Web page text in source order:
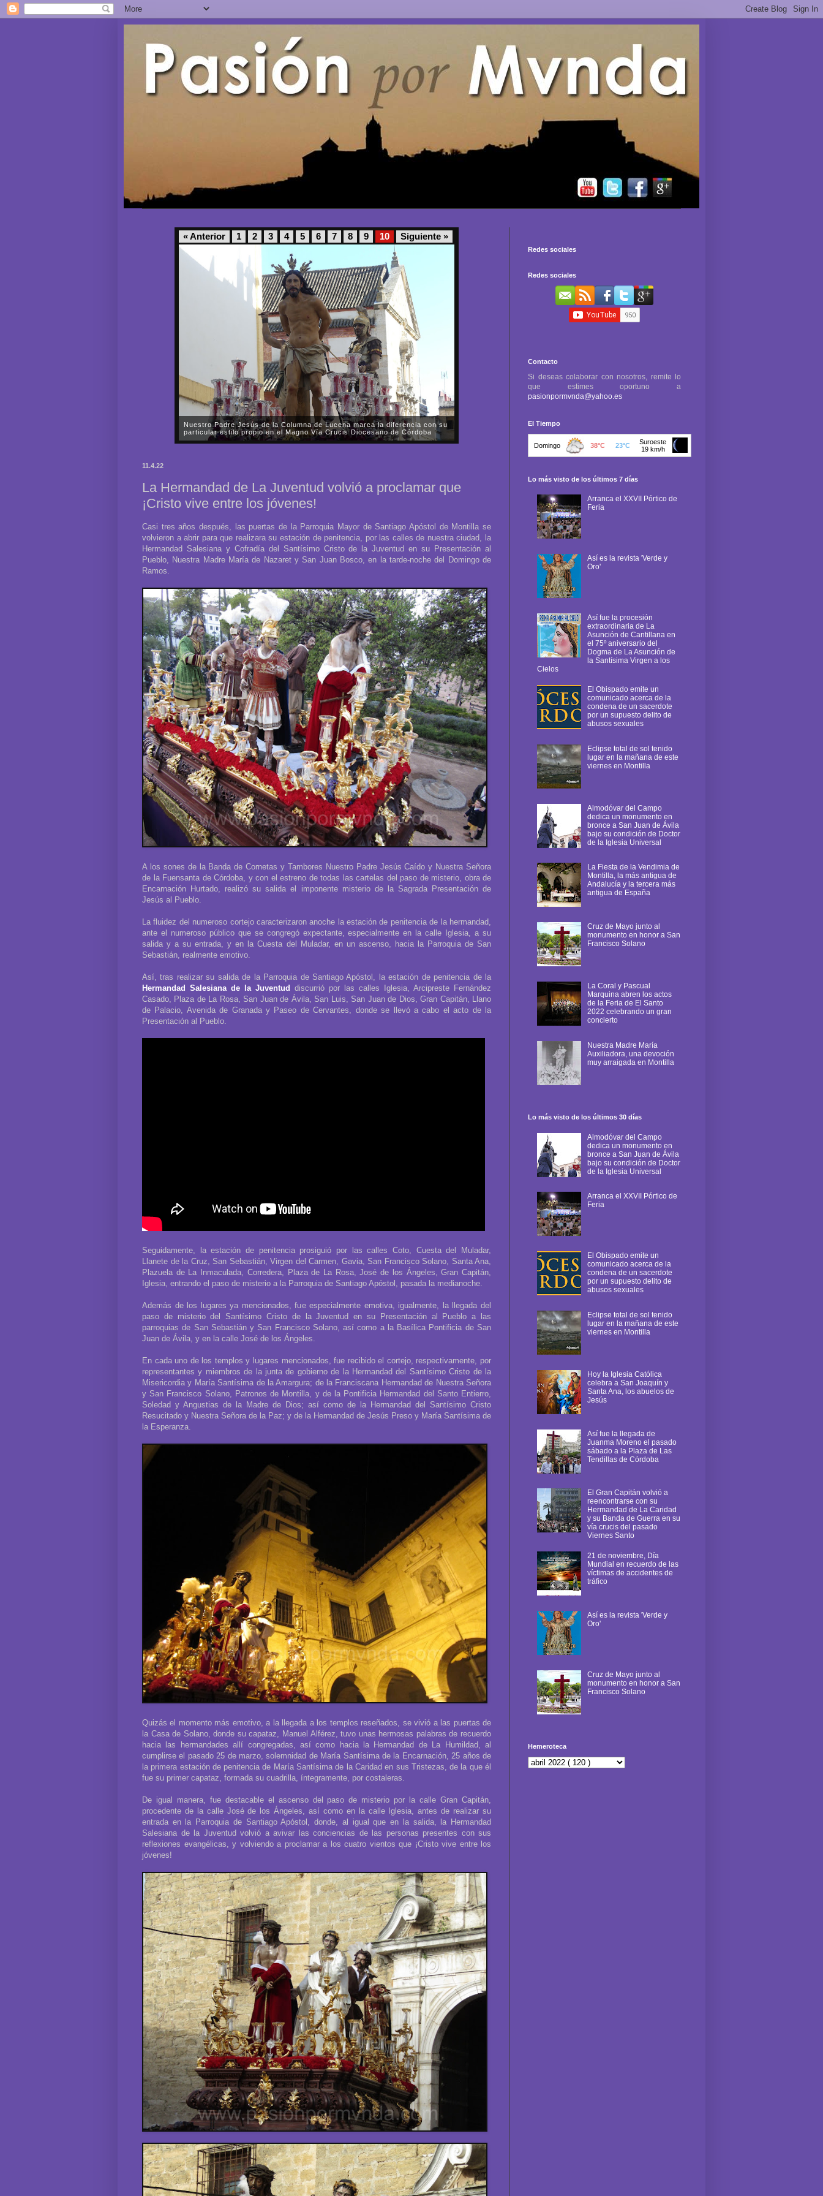
« Anterior 1 2 3 4 5 6 7 8 9 10 Siguiente »
Nuestro Padre Jesús de la Columna de Lucena marca la diferencia con su
particular estilo propio en el Magno Vía Crucis Diocesano de Córdoba
11.4.22
La Hermandad de La Juventud volvió a proclamar que
¡Cristo vive entre los jóvenes!
Casi tres años después, las puertas de la Parroquia Mayor de Santiago Apóstol de Montilla se
volvieron a abrir para que realizara su estación de penitencia, por las calles de nuestra ciudad, la
Hermandad Salesiana y Cofradía del Santísimo Cristo de la Juventud en su Presentación al
Pueblo, Nuestra Madre María de Nazaret y San Juan Bosco, en la tarde-noche del Domingo de
Ramos.
A los sones de la Banda de Cornetas y Tambores Nuestro Padre Jesús Caído y Nuestra Señora
de la Fuensanta de Córdoba, y con el estreno de todas las cartelas del paso de misterio, obra de
Encarnación Hurtado, realizó su salida el imponente misterio de la Sagrada Presentación de
Jesús al Pueblo.
La fluidez del numeroso cortejo caracterizaron anoche la estación de penitencia de la hermandad,
ante el numeroso público que se congregó expectante, especialmente en la calle Iglesia, a su
salida y a su entrada, y en la Cuesta del Muladar, en un ascenso, hacia la Parroquia de San
Sebastián, realmente emotivo.
Así, tras realizar su salida de la Parroquia de Santiago Apóstol, la estación de penitencia de la
Hermandad Salesiana de la Juventud discurrió por las calles Iglesia, Arcipreste Fernández
Casado, Plaza de La Rosa, San Juan de Ávila, San Luis, San Juan de Dios, Gran Capitán, Llano
de Palacio, Avenida de Granada y Paseo de Cervantes, donde se llevó a cabo el acto de la
Presentación al Pueblo.
Seguidamente, la estación de penitencia prosiguió por las calles Coto, Cuesta del Muladar,
Llanete de la Cruz, San Sebastián, Virgen del Carmen, Gavia, San Francisco Solano, Santa Ana,
Plazuela de La Inmaculada, Corredera, Plaza de La Rosa, José de los Ángeles, Gran Capitán,
Iglesia, entrando el paso de misterio a la Parroquia de Santiago Apóstol, pasada la medianoche.
Además de los lugares ya mencionados, fue especialmente emotiva, igualmente, la llegada del
paso de misterio del Santísimo Cristo de la Juventud en su Presentación al Pueblo a las
parroquias de San Sebastián y San Francisco Solano, así como a la Basílica Pontificia de San
Juan de Ávila, y en la calle José de los Ángeles.
En cada uno de los templos y lugares mencionados, fue recibido el cortejo, respectivamente, por
representantes y miembros de la junta de gobierno de la Hermandad del Santísimo Cristo de la
Misericordia y María Santísima de la Amargura; de la Franciscana Hermandad de Nuestra Señora
y San Francisco Solano, Patronos de Montilla, y de la Pontificia Hermandad del Santo Entierro,
Soledad y Angustias de la Madre de Dios; así como de la Hermandad del Santísimo Cristo
Resucitado y Nuestra Señora de la Paz; y de la Hermandad de Jesús Preso y María Santísima de
la Esperanza.
Quizás el momento más emotivo, a la llegada a los templos reseñados, se vivió a las puertas de
la Casa de Solano, donde su capataz, Manuel Alférez, tuvo unas hermosas palabras de recuerdo
hacia las hermandades allí congregadas, así como hacia la Hermandad de La Humildad, al
cumplirse el pasado 25 de marzo, solemnidad de María Santísima de la Encarnación, 25 años de
la primera estación de penitencia de María Santísima de la Caridad en sus Tristezas, de la que él
fue su primer capataz, formada su cuadrilla, íntegramente, por costaleras.
De igual manera, fue destacable el ascenso del paso de misterio por la calle Gran Capitán,
procedente de la calle José de los Ángeles, así como en la calle Iglesia, antes de realizar su
entrada en la Parroquia de Santiago Apóstol, donde, al igual que en la salida, la Hermandad
Salesiana de la Juventud volvió a avivar las conciencias de las personas presentes con sus
reflexiones evangélicas, y volviendo a proclamar a los cuatro vientos que ¡Cristo vive entre los
jóvenes!
Redes sociales
Redes sociales
Contacto
Si deseas colaborar con nosotros, remite lo
que estimes oportuno a
pasionpormvnda@yahoo.es
El Tiempo
Lo más visto de los últimos 7 días
Arranca el XXVII Pórtico de
Feria
Así es la revista 'Verde y
Oro'
Así fue la procesión
extraordinaria de La
Asunción de Cantillana en
el 75º aniversario del
Dogma de La Asunción de
la Santísima Virgen a los
Cielos
El Obispado emite un
comunicado acerca de la
condena de un sacerdote
por un supuesto delito de
abusos sexuales
Eclipse total de sol tenido
lugar en la mañana de este
viernes en Montilla
Almodóvar del Campo
dedica un monumento en
bronce a San Juan de Ávila
bajo su condición de Doctor
de la Iglesia Universal
La Fiesta de la Vendimia de
Montilla, la más antigua de
Andalucía y la tercera más
antigua de España
Cruz de Mayo junto al
monumento en honor a San
Francisco Solano
La Coral y Pascual
Marquina abren los actos
de la Feria de El Santo
2022 celebrando un gran
concierto
Nuestra Madre María
Auxiliadora, una devoción
muy arraigada en Montilla
Lo más visto de los últimos 30 días
Almodóvar del Campo
dedica un monumento en
bronce a San Juan de Ávila
bajo su condición de Doctor
de la Iglesia Universal
Arranca el XXVII Pórtico de
Feria
El Obispado emite un
comunicado acerca de la
condena de un sacerdote
por un supuesto delito de
abusos sexuales
Eclipse total de sol tenido
lugar en la mañana de este
viernes en Montilla
Hoy la Iglesia Católica
celebra a San Joaquín y
Santa Ana, los abuelos de
Jesús
Así fue la llegada de
Juanma Moreno el pasado
sábado a la Plaza de Las
Tendillas de Córdoba
El Gran Capitán volvió a
reencontrarse con su
Hermandad de La Caridad
y su Banda de Guerra en su
vía crucis del pasado
Viernes Santo
21 de noviembre, Día
Mundial en recuerdo de las
víctimas de accidentes de
tráfico
Así es la revista 'Verde y
Oro'
Cruz de Mayo junto al
monumento en honor a San
Francisco Solano
Hemeroteca